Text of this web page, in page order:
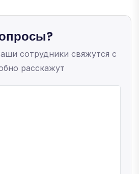
сотрудники свяжутся с
расскажут